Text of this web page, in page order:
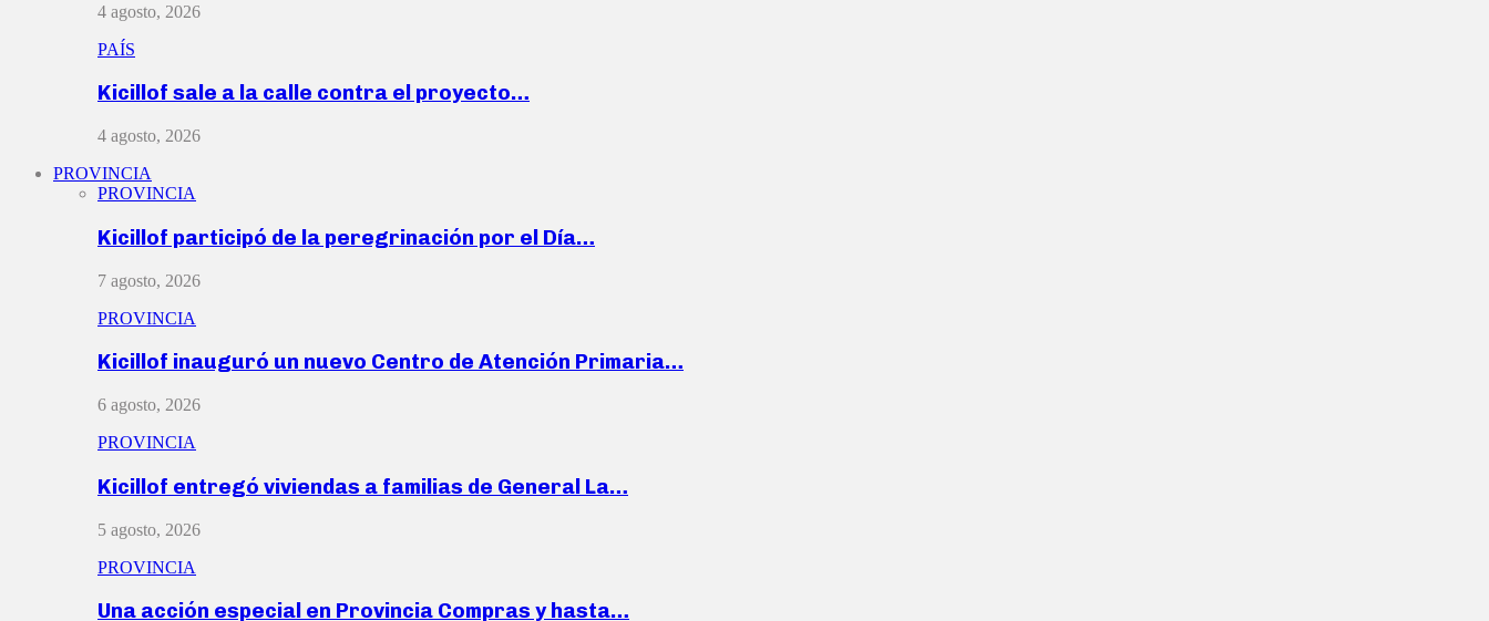
4 agosto, 2026
PAÍS
Kicillof sale a la calle contra el proyecto…
4 agosto, 2026
PROVINCIA
PROVINCIA
Kicillof participó de la peregrinación por el Día…
7 agosto, 2026
PROVINCIA
Kicillof inauguró un nuevo Centro de Atención Primaria…
6 agosto, 2026
PROVINCIA
Kicillof entregó viviendas a familias de General La…
5 agosto, 2026
PROVINCIA
Una acción especial en Provincia Compras y hasta…